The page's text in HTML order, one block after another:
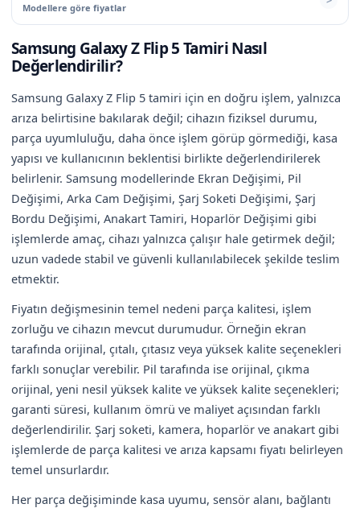
Modellere göre fiyatlar
Samsung Galaxy Z Flip 5 Tamiri Nasıl
Değerlendirilir?
Samsung Galaxy Z Flip 5 tamiri için en doğru işlem, yalnızca
arıza belirtisine bakılarak değil; cihazın fiziksel durumu,
parça uyumluluğu, daha önce işlem görüp görmediği, kasa
yapısı ve kullanıcının beklentisi birlikte değerlendirilerek
belirlenir. Samsung modellerinde Ekran Değişimi, Pil
Değişimi, Arka Cam Değişimi, Şarj Soketi Değişimi, Şarj
Bordu Değişimi, Anakart Tamiri, Hoparlör Değişimi gibi
işlemlerde amaç, cihazı yalnızca çalışır hale getirmek değil;
uzun vadede stabil ve güvenli kullanılabilecek şekilde teslim
etmektir.
Fiyatın değişmesinin temel nedeni parça kalitesi, işlem
zorluğu ve cihazın mevcut durumudur. Örneğin ekran
tarafında orijinal, çıtalı, çıtasız veya yüksek kalite seçenekleri
farklı sonuçlar verebilir. Pil tarafında ise orijinal, çıkma
orijinal, yeni nesil yüksek kalite ve yüksek kalite seçenekleri;
garanti süresi, kullanım ömrü ve maliyet açısından farklı
değerlendirilir. Şarj soketi, kamera, hoparlör ve anakart gibi
işlemlerde de parça kalitesi ve arıza kapsamı fiyatı belirleyen
temel unsurlardır.
Her parça değişiminde kasa uyumu, sensör alanı, bağlantı